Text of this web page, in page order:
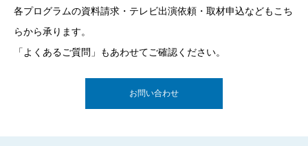
各プログラムの資料請求・テレビ出演依頼・取材申込などもこち
らから承ります。
「よくあるご質問」もあわせてご確認ください。
お問い合わせ